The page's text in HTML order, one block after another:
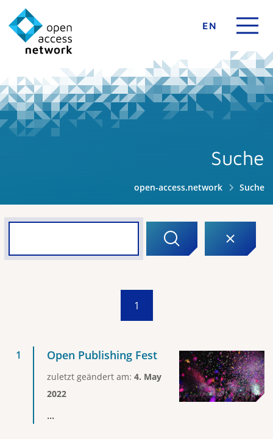
EN
Suche
open-access.network Suche
1
Open Publishing Fest
zuletzt geändert am: 4. May
2022
...